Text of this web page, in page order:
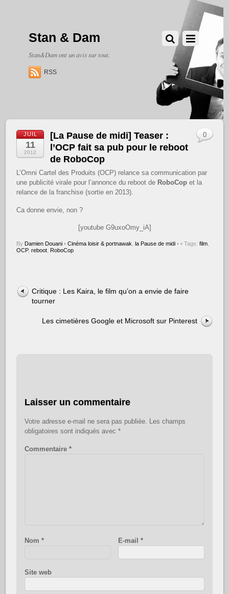
Stan & Dam
Stan&Dam ont un avis sur tout.
RSS
JUIL
11
2012
[La Pause de midi] Teaser :
l’OCP fait sa pub pour le reboot
de RoboCop
L’Omni Cartel des Produits (OCP) relance sa communication par
une publicité virale pour l’annonce du reboot de RoboCop et la
relance de la franchise (sortie en 2013).
Ca donne envie, non ?
[youtube G9uxoOmy_iA]
By Damien Douani • Cinéma loisir & portnawak ,la Pause de midi •
0
• Tags:film
OCP,reboot RoboCop
Critique : Les Kaira, le film qu’on a envie de faire
tourner
Les cimetières Google et Microsoft sur Pinterest
Laisser un commentaire
Votre adresse e-mail ne sera pas publiée. Les champs
obligatoires sont indiqués avec *
Commentaire *
Nom * E-mail*
Site web